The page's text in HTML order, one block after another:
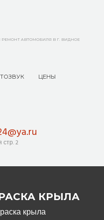
РЕМОНТ АВТОМОБИЛЯ В Г. ВИДНОЕ
ЦЕНЫ
стр. 2
КРЫЛА
крыла